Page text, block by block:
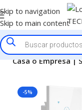
Skip to navigation
Skip to main content
Casa o Empresa |
-5%